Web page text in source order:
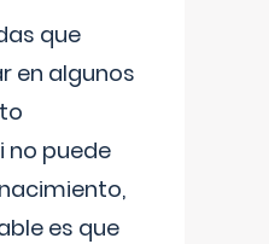
que
en algunos
no puede
es que